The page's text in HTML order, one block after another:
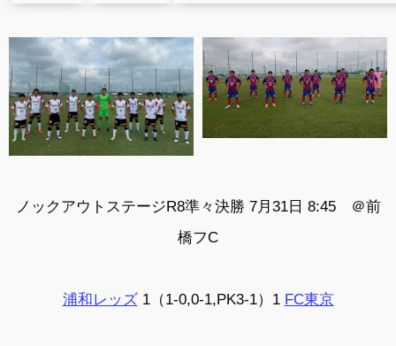
ノックアウトステージR8準々決勝 7月31日 8:45 ＠前
橋フC
浦和レッズ1（1-0,0-1,PK3-1）1 FC東京